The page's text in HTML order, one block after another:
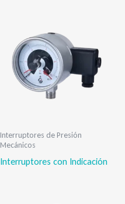
Interruptores de Presión
Mecánicos
Interruptores con Indicación